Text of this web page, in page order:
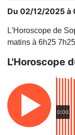
Du 02/12/2025 à
L'Horoscope de
matins à 6h25
L'Horoscope
0:00